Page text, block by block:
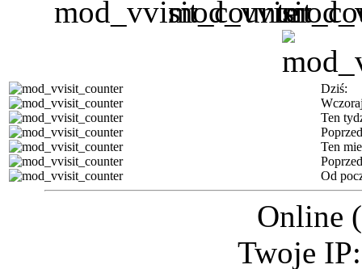
Dziś:
Ten
Ten
Od
Online
Twoje